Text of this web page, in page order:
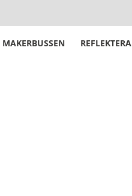
MAKERBUSSEN REFLEKTERA